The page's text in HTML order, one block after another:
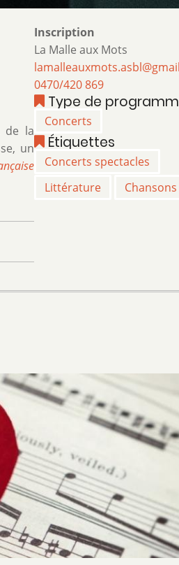
Inscription
La Malle aux Mots
0470/420 869
de la
un
Type de
Concerts
Étiquettes
Concerts spectacles
Littérature
Chansons